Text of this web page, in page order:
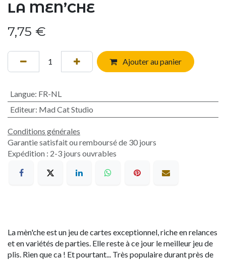
LA MEN’CHE
7,75 €
Ajouter au panier
Langue: FR-NL
Editeur: Mad Cat Studio
Conditions générales
Garantie satisfait ou remboursé de 30 jours
Expédition : 2-3 jours ouvrables
La mèn'che est un jeu de cartes exceptionnel, riche en relances
et en variétés de parties. Elle reste à ce jour le meilleur jeu de
plis. Rien que ca ! Et pourtant... Très populaire durant près de